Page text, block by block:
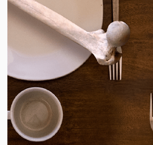
HERRAMIENTAS
SOBRE MUTANTE
DONACIONES
ESPECIALES